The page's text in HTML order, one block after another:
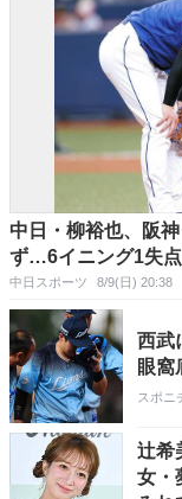
中日・柳裕也、阪
ず…6イニング1失
中日スポーツ 8/9(日) 20:38
西武
眼
スポニ
辻希
女・